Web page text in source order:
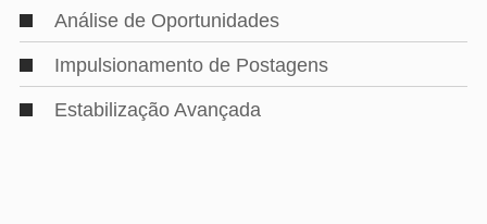
Análise de Oportunidades
Impulsionamento de Postagens
Estabilização Avançada